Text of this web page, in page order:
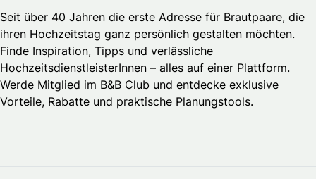
Seit über 40 Jahren die erste Adresse für Brautpaare, die
ihren Hochzeitstag ganz persönlich gestalten möchten.
Finde Inspiration, Tipps und verlässliche
HochzeitsdienstleisterInnen – alles auf einer Plattform.
Werde Mitglied im B&B Club und entdecke exklusive
Vorteile, Rabatte und praktische Planungstools.